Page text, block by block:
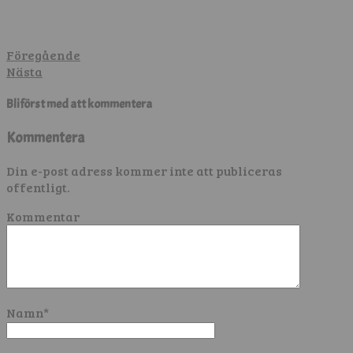
Föregående
Nästa
Bli först med att kommentera
Kommentera
Din e-post adress kommer inte att publiceras
offentligt.
Kommentar
Namn*